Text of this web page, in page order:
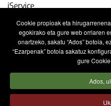
Cookie propioak eta
egokirako eta gure web orriaren
onartzeko, sakatu “Ados” botoia,
“Ezarpenak” botoia sakatuz
gure
Ados,
iService
Gaur egun
Lan egin gurekin
Lege oharra